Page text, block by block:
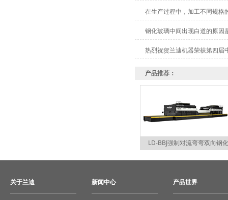
在生产过程中，加工不同规格
钢化玻璃中间出现白道的原因
热烈祝贺兰迪机器荣获第四届
产品推荐：
LD-BBJ强制对流弯弯双向钢
关于兰迪 新闻中心 产品世界